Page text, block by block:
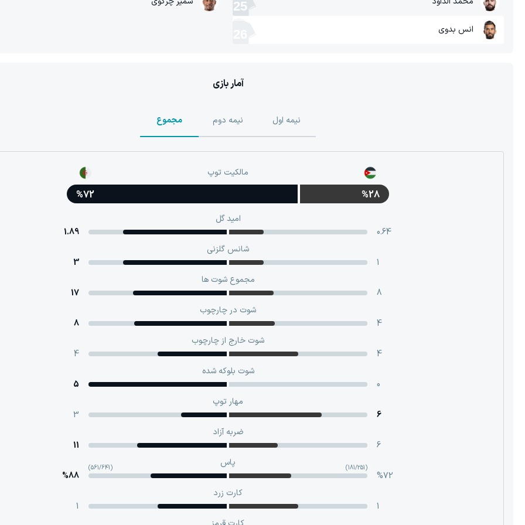
25
انس بدوی
آمار بازی
نیمه اول نیمه دوم مجموع
مالکیت توپ
%28
%72
امید گل
0.64
1.89
شانس گلزنی
1
3
مجموع شوت ها
8
17
شوت در چارچوب
4
8
شوت خارج از چارچوب
4
4
شوت بلوکه‌ شده
0
5
مهار توپ
6
3
ضربه آزاد
6
11
پاس
%72
(181/251)
(561/641)
%88
کارت زرد
1
1